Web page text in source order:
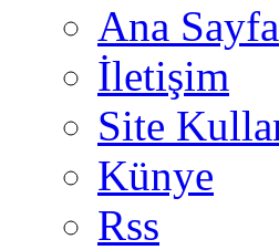
Ana Sayfa
İletişim
Site
Künye
Rss